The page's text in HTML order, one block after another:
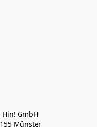
GmbH
Münster